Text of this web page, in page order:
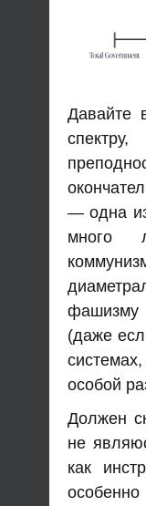
Давайте
— одна
много
(даже
особой
Должен
не
как